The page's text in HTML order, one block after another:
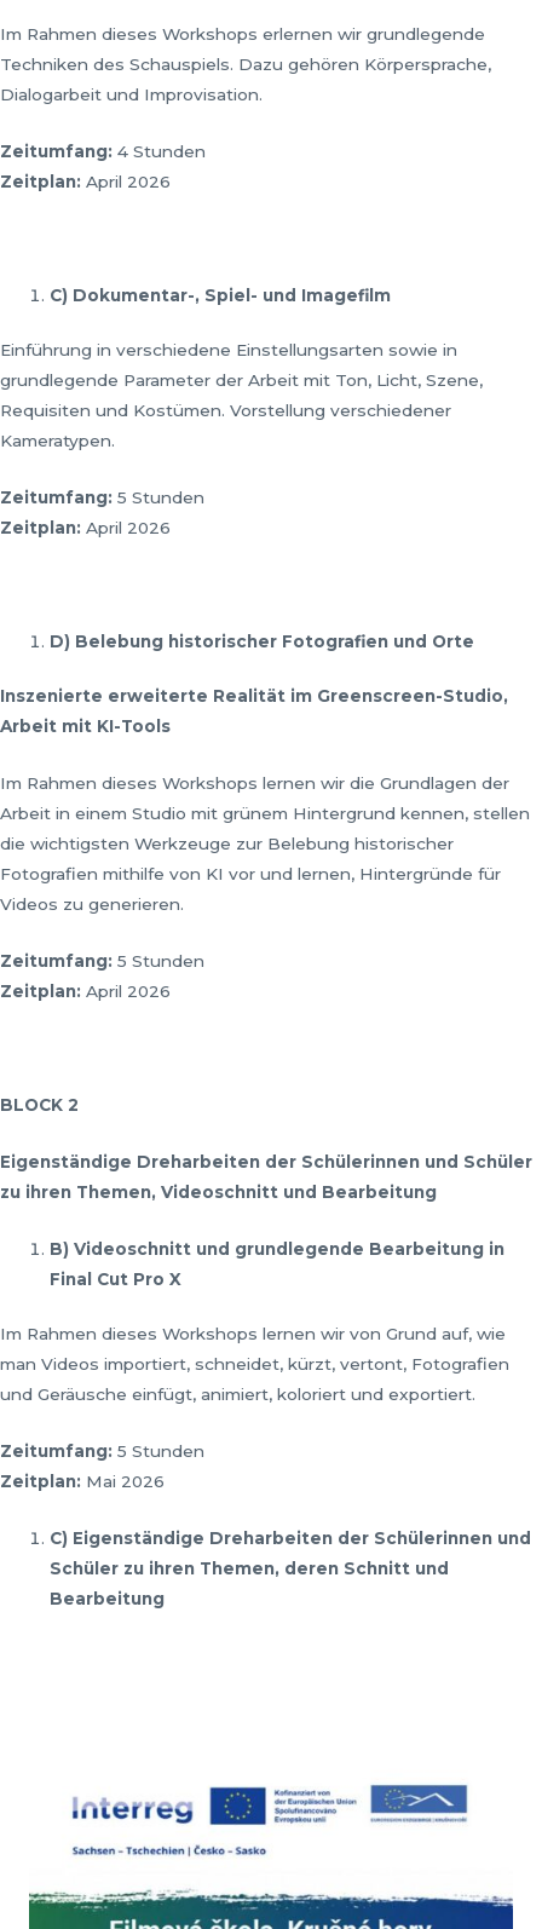
Im Rahmen dieses Workshops erlernen wir grundlegende
Techniken des Schauspiels. Dazu gehören Körpersprache,
Dialogarbeit und Improvisation.
Zeitumfang: 4 Stunden
Zeitplan: April 2026
C) Dokumentar-, Spiel- und Imagefilm
Einführung in verschiedene Einstellungsarten sowie in
grundlegende Parameter der Arbeit mit Ton, Licht, Szene,
Requisiten und Kostümen. Vorstellung verschiedener
Kameratypen.
Zeitumfang: 5 Stunden
Zeitplan: April 2026
D) Belebung historischer Fotografien und Orte
Inszenierte erweiterte Realität im Greenscreen-Studio,
Arbeit mit KI-Tools
Im Rahmen dieses Workshops lernen wir die Grundlagen der
Arbeit in einem Studio mit grünem Hintergrund kennen, stellen
die wichtigsten Werkzeuge zur Belebung historischer
Fotografien mithilfe von KI vor und lernen, Hintergründe für
Videos zu generieren.
Zeitumfang: 5 Stunden
Zeitplan: April 2026
BLOCK 2
Eigenständige Dreharbeiten der Schü lerinnen und Schü ler
zu ihren Themen, Videoschnitt und Bearbeitung
B) Videoschnitt und grundlegende Bearbeitung in
Final Cut Pro X
Im Rahmen dieses Workshops lernen wir von Grund auf, wie
man Videos importiert, schneidet, kürzt, vertont, Fotografien
und Geräusche einfügt, animiert, koloriert und exportiert.
Zeitumfang: 5 Stunden
Zeitplan: Mai 2026
C) Eigenständige Dreharbeiten der Schü lerinnen und
Schü ler zu ihren Themen, deren Schnitt und
Bearbeitung